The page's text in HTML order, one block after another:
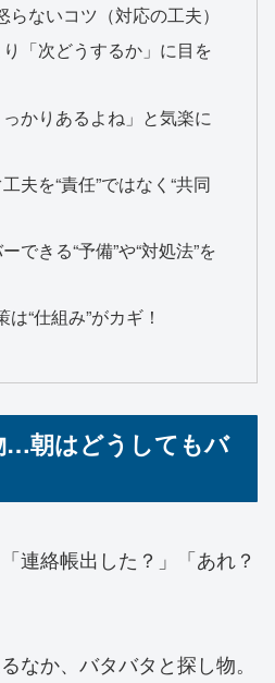
ないコツ（対応の工夫）
「次どうするか」に目を
かりあるよね」と気楽に
夫を“責任”ではなく“共同
できる“予備”や“対処法”を
“仕組み”がカギ！
…朝はどうしてもバ
連絡帳出した？」「あれ？
なか、バタバタと探し物。